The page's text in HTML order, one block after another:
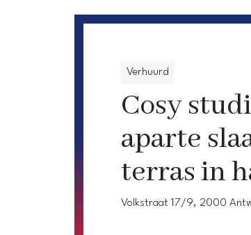
Verhuurd
Cosy
aparte
terras in
Volkstraat 17/9, 2000